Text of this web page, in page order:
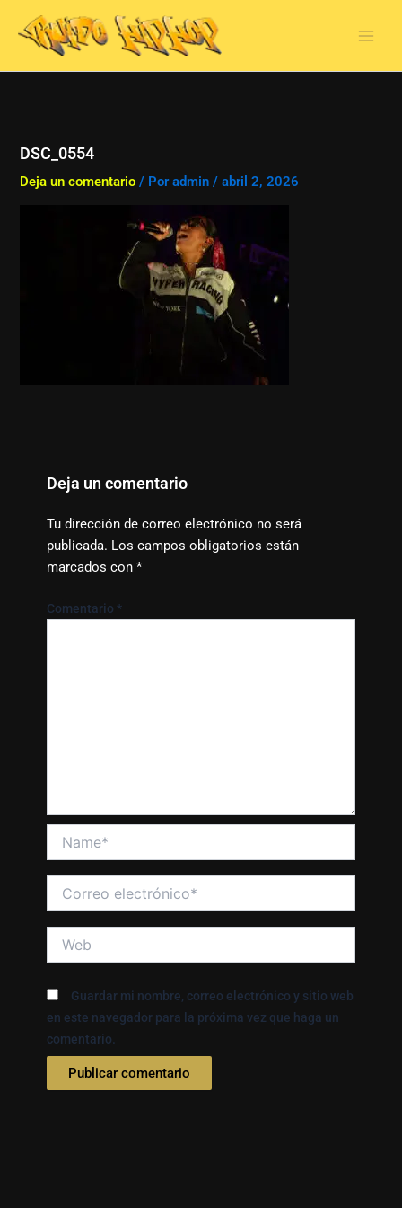
contenido
DSC_0554
Deja un comentario / Poradmin/abril 2, 2026
Deja un comentario
Tu dirección de correo electrónico no será
publicada. Los campos obligatorios están
marcados con *
Comentario *
electrónico*
Guardar mi nombre, correo electrónico y sitio web
en este navegador para la próxima vez que haga un
comentario.